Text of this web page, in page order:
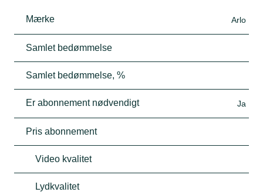
Mærke Arlo
Samlet bedømmelse
Samlet bedømmelse, %
Er abonnement nødvendigt Ja
Pris abonnement
Video kvalitet
Lydkvalitet